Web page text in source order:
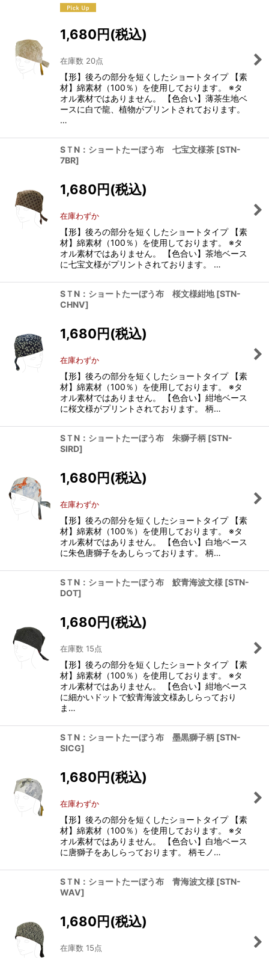
1,680円(税込)
在庫数 20点
【形】後ろの部分を短くしたショートタイプ 【素
材】綿素材（100％）を使用しております。 ※タ
オル素材ではありません。 【色合い】薄茶生地ベ
ースに白で龍、植物がプリントされております。
…
SＴN：ショートたーぼう布 七宝文様茶 [STN-
7BR]
1,680円(税込)
在庫わずか
【形】後ろの部分を短くしたショートタイプ 【素
材】綿素材（100％）を使用しております。 ※タ
オル素材ではありません。 【色合い】茶地ベース
に七宝文様がプリントされております。 …
SＴN：ショートたーぼう布 桜文様紺地 [STN-
CHNV]
1,680円(税込)
在庫わずか
【形】後ろの部分を短くしたショートタイプ 【素
材】綿素材（100％）を使用しております。 ※タ
オル素材ではありません。 【色合い】紺地ベース
に桜文様がプリントされております。 柄…
SＴN：ショートたーぼう布 朱獅子柄 [STN-
SIRD]
1,680円(税込)
在庫わずか
【形】後ろの部分を短くしたショートタイプ 【素
材】綿素材（100％）を使用しております。 ※タ
オル素材ではありません。 【色合い】白地ベース
に朱色唐獅子をあしらっております。 柄…
SＴN：ショートたーぼう布 鮫青海波文様 [STN-
DOT]
1,680円(税込)
在庫数 15点
【形】後ろの部分を短くしたショートタイプ 【素
材】綿素材（100％）を使用しております。 ※タ
オル素材ではありません。 【色合い】紺地ベース
に細かいドットで鮫青海波文様あしらっており
ま…
SＴN：ショートたーぼう布 墨黒獅子柄 [STN-
SICG]
1,680円(税込)
在庫わずか
【形】後ろの部分を短くしたショートタイプ 【素
材】綿素材（100％）を使用しております。 ※タ
オル素材ではありません。 【色合い】白地ベース
に唐獅子をあしらっております。 柄モノ…
SＴN：ショートたーぼう布 青海波文様 [STN-
WAV]
1,680円(税込)
在庫数 15点